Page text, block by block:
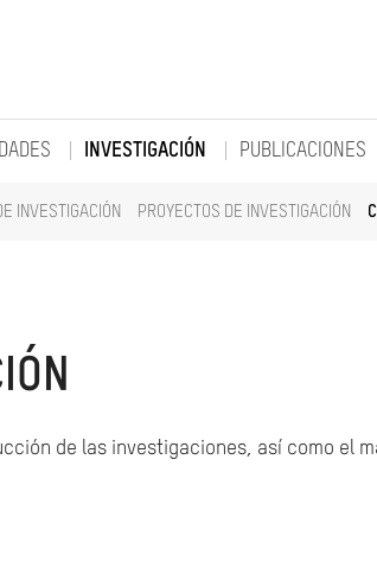
INVESTIGACIÓN
INVESTIGACIÓN PROYECTOS DE INVESTIGACIÓN
PUBLICACIONES
de las investigaciones, así como el